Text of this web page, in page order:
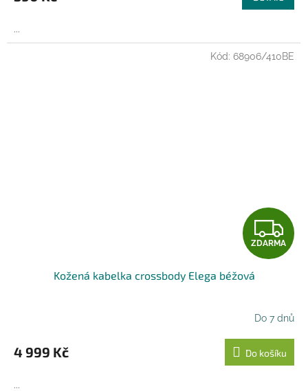
...
Z
D
R
M
A
ZDARMA
Kožená kabelka crossbody Elega béžová
Do 7 dnů
4 999 Kč Do košíku
...
Kód: 68906/410BE